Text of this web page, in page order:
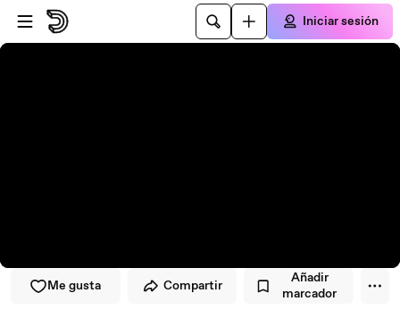
Saltar al reproductor
Saltar al contenido principal
Iniciar sesión
Me gusta Compartir
Añadir
marcador